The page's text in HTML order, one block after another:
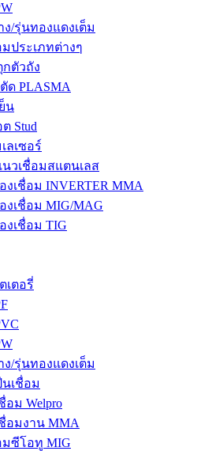
ง/รุ่นทองแดงเต็ม
มประเภทต่างๆ
กตัวถัง
ด PLASMA
น
Stud
ลเซอร์
นวเชื่อมสแตนเลส
งเชื่อม INVERTER MMA
งเชื่อม MIG/MAG
งเชื่อม TIG
เตอรี่
ง/รุ่นทองแดงเต็ม
เชื่อม
อม Welpro
อมงาน MMA
ซีโอทู MIG